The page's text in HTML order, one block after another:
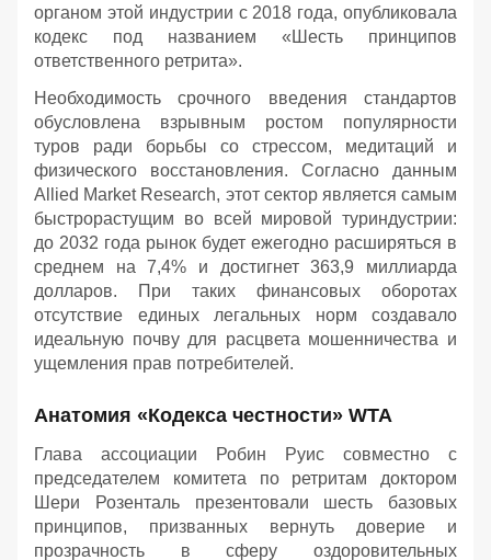
органом этой индустрии с 2018 года, опубликовала
кодекс под названием «Шесть принципов
ответственного ретрита».
Необходимость срочного введения стандартов
обусловлена взрывным ростом популярности
туров ради борьбы со стрессом, медитаций и
физического восстановления. Согласно данным
Allied Market Research, этот сектор является самым
быстрорастущим во всей мировой туриндустрии:
до 2032 года рынок будет ежегодно расширяться в
среднем на 7,4% и достигнет 363,9 миллиарда
долларов. При таких финансовых оборотах
отсутствие единых легальных норм создавало
идеальную почву для расцвета мошенничества и
ущемления прав потребителей.
Анатомия «Кодекса честности» WTA
Глава ассоциации Робин Руис совместно с
председателем комитета по ретритам доктором
Шери Розенталь презентовали шесть базовых
принципов, призванных вернуть доверие и
прозрачность в сферу оздоровительных